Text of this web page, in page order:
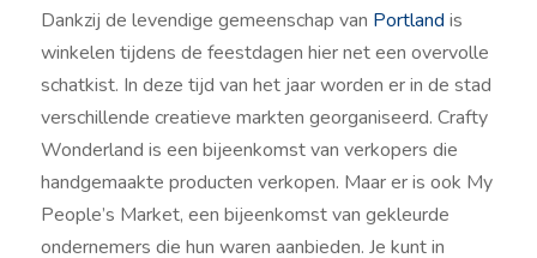
Dankzij de levendige gemeenschap van Portland is
winkelen tijdens de feestdagen hier net een overvolle
schatkist. In deze tijd van het jaar worden er in de stad
verschillende creatieve markten georganiseerd. Crafty
Wonderland is een bijeenkomst van verkopers die
handgemaakte producten verkopen. Maar er is ook My
People’s Market, een bijeenkomst van gekleurde
ondernemers die hun waren aanbieden. Je kunt in